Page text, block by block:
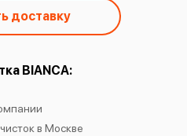
доставку
BIANCA:
в Москве